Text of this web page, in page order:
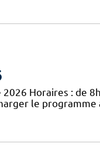
Horaires : de
le programme